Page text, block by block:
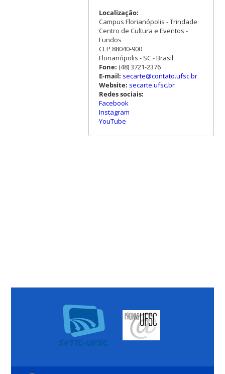
Localização:
Campus Florianópolis - Trindade
Centro de Cultura e Eventos -
Fundos
CEP 88040-900
Florianópolis - SC - Brasil
Fone: (48) 3721-2376
E-mail: secarte@contato.ufsc.br
Website: secarte.ufsc.br
Redes sociais:
Facebook
Instagram
YouTube